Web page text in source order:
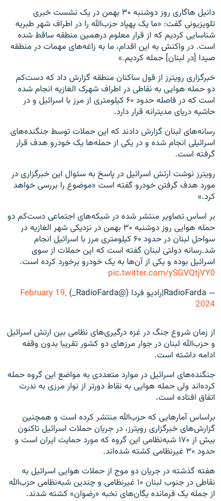
دانیل هاگاری روز دوشنبه ۳۰ بهمن در یک نشست خبری
تلویزیونی گفت: «ما یک پهپاد حزب‌الله را در اطراف شهر طبریه
شناسایی کردیم که از قرار معلوم درهمین منطقه ساقط شده
است. در واکنش به این اقدام، ما به زاغه‌های مهمات در منطقه
صیدا [در لبنان] حمله کردیم.»
خبرگزاری رویترز از قول ساکنان منطقه گزارش داد که دست‌کم
دو حمله هوایی به نقاطی در اطراف شهرک الغازیه انجام شده
است که در فاصله حدود ۶۰ کیلومتری از مرز با اسرائیل و در
حاشیه دریای مدیترانه قرار دارد.
رسانه‌های لبنان گزارش دادند که این حملات توسط جنگنده‌های
اسرائیلی انجام شده و در یکی از حمله‌ها یک خودرو هدف قرار
گرفته است.
رویترز نوشت ارتش اسرائیل در پاسخ به سئوال این خبرگزاری در
مورد هدف گرفتن خودرو گفته است «موضوع را بررسی خواهد
کرد.»
بر اساس تصاویر منتشر شده در شبکه‌های اجتماعی دست‌کم دو
حمله هوایی روز دوشنبه ۳۰ بهمن در نزدیکی شهر الغازیه در
سواحل لبنان در حدود ۶۰ کیلومتری مرز با اسرائیل انجام
شد.رسانه دولتی لبنان گفته است که این حملات از سوی
اسرائیل بوده و یکی از آن‌ها به یک خودرو برخورد کرده است.
pic.twitter.com/ySGVQtjVY0
— RadioFarda‌|‌راديو فردا (@RadioFarda_)
February 19,
2024
از زمان شروع جنگ در غزه درگیری‌های نظامی بین ارتش اسرائیل
و حزب‌الله لبنان در جوار مرزهای دو کشور تقریبا بدون وقفه
ادامه داشته است.
جنگنده‌های اسرائیل در موارد متعددی به مواضع این گروه حمله
کرده‌اند ولی حمله هوایی به نقاط دورتر از نوار مرزی به ندرت
اتفاق افتاده است.
براساس آمارهایی که حزب‌الله منتشر کرده است و همچنین
گزارش‌های خبرگزاری رویترز، در جریان حملات اسرائیل تاکنون
بیش از ۱۷۰ شبه‌نظامی این گروه که مورد حمایت ایران است و
حدود ۳۰ غیرنظامی کشته شده‌اند.
هفته گذشته در جریان دو موج از حملات هوایی اسرائیل به
نقاطی در جنوب لبنان ۱۰ غیرنظامی و چندین شبه‌نظامی حزب‌الله
از جمله یک فرمانده یگان‌های نخبه «رضوان» کشته شدند.